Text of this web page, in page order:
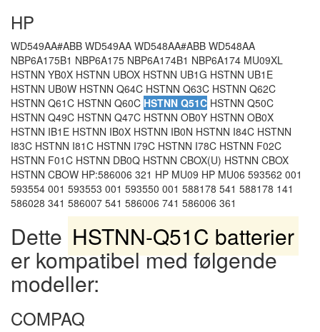
HP
WD549AA#ABB WD549AA WD548AA#ABB WD548AA
NBP6A175B1 NBP6A175 NBP6A174B1 NBP6A174 MU09XL
HSTNN YB0X HSTNN UBOX HSTNN UB1G HSTNN UB1E
HSTNN UB0W HSTNN Q64C HSTNN Q63C HSTNN Q62C
HSTNN Q61C HSTNN Q60C HSTNN Q51C HSTNN Q50C
HSTNN Q49C HSTNN Q47C HSTNN OB0Y HSTNN OB0X
HSTNN IB1E HSTNN IB0X HSTNN IB0N HSTNN I84C HSTNN
I83C HSTNN I81C HSTNN I79C HSTNN I78C HSTNN F02C
HSTNN F01C HSTNN DB0Q HSTNN CBOX(U) HSTNN CBOX
HSTNN CBOW HP:586006 321 HP MU09 HP MU06 593562 001
593554 001 593553 001 593550 001 588178 541 588178 141
586028 341 586007 541 586006 741 586006 361
Dette HSTNN-Q51C batterier
er kompatibel med følgende
modeller:
COMPAQ